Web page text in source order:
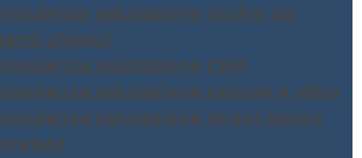
valutazione rischio da
chimici
valutazione CEM
valutazione rumore e vibro
valutazione stress lavoro